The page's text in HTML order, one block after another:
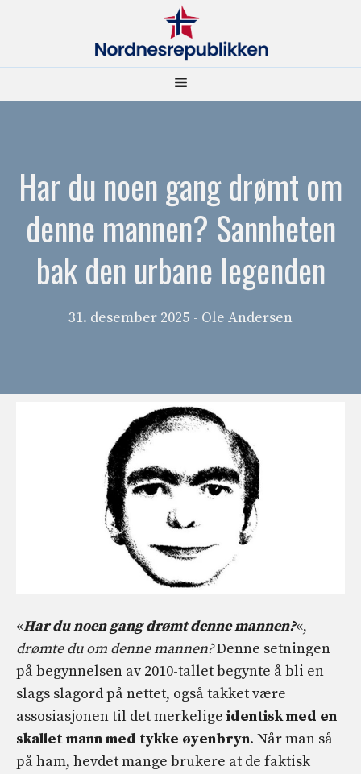
Meny
Har du noen gang drømt om
denne mannen? Sannheten
bak den urbane legenden
31. desember 2025 - Ole Andersen
«Har du noen gang drømt denne mannen?«,
drømte du om denne mannen?Denne setningen
på begynnelsen av 2010-tallet begynte å bli en
slags slagord på nettet, også takket være
assosiasjonen til det merkelige identisk med en
skallet mann med tykke øyenbryn. Når man så
på ham, hevdet mange brukere at de faktisk